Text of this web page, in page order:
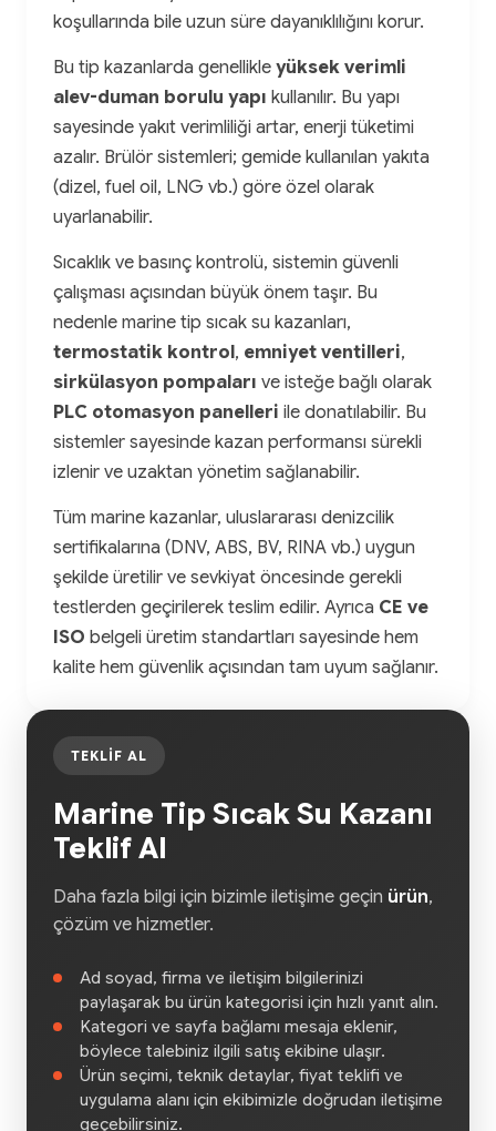
koşullarında bile uzun süre dayanıklılığını korur.
Bu tip kazanlarda genellikle yüksek verimli
alev-duman borulu yapı kullanılır. Bu yapı
sayesinde yakıt verimliliği artar, enerji tüketimi
azalır. Brülör sistemleri; gemide kullanılan yakıta
(dizel, fuel oil, LNG vb.) göre özel olarak
uyarlanabilir.
Sıcaklık ve basınç kontrolü, sistemin güvenli
çalışması açısından büyük önem taşır. Bu
nedenle marine tip sıcak su kazanları,
termostatik kontrol, emniyet ventilleri,
sirkülasyon pompaları ve isteğe bağlı olarak
PLC otomasyon panelleri ile donatılabilir. Bu
sistemler sayesinde kazan performansı sürekli
izlenir ve uzaktan yönetim sağlanabilir.
Tüm marine kazanlar, uluslararası denizcilik
sertifikalarına (DNV, ABS, BV, RINA vb.) uygun
şekilde üretilir ve sevkiyat öncesinde gerekli
testlerden geçirilerek teslim edilir. Ayrıca CE ve
ISO belgeli üretim standartları sayesinde hem
kalite hem güvenlik açısından tam uyum sağlanır.
TEKLIF AL
Marine Tip Sıcak Su Kazanı
Teklif Al
Daha fazla bilgi için bizimle iletişime geçin ürün,
çözüm ve hizmetler.
Ad soyad, firma ve iletişim bilgilerinizi
paylaşarak bu ürün kategorisi için hızlı yanıt alın.
Kategori ve sayfa bağlamı mesaja eklenir,
böylece talebiniz ilgili satış ekibine ulaşır.
Ürün seçimi, teknik detaylar, fiyat teklifi ve
uygulama alanı için ekibimizle doğrudan iletişime
geçebilirsiniz.